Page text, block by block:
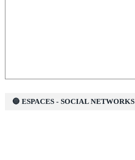
🔵 ESPACES - SOCIAL NETWORKS